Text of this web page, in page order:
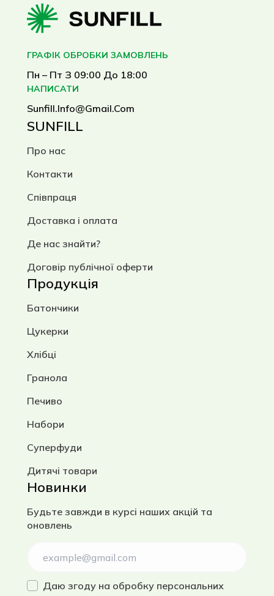
ГРАФІК ОБРОБКИ ЗАМОВЛЕНЬ
Пн – Пт З 09:00 До 18:00
НАПИСАТИ
Sunfill.info@gmail.com
SUNFILL
Про нас
Контакти
Співпраця
Доставка і оплата
Де нас знайти?
Договір публічної оферти
Продукція
Батончики
Цукерки
Хлібці
Гранола
Печиво
Набори
Суперфуди
Дитячі товари
Новинки
Будьте завжди в курсі наших акцій та
оновлень
Даю згоду на обробку персональних